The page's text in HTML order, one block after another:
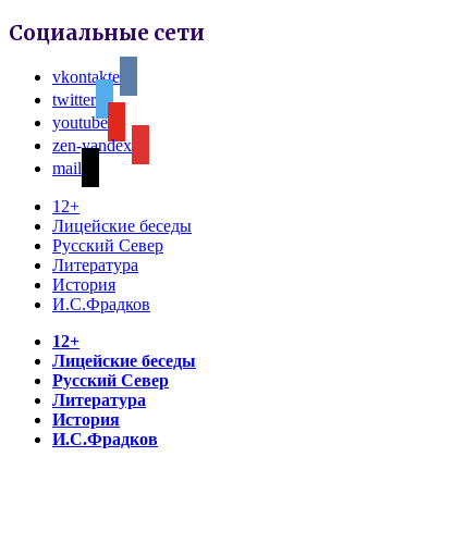
Социальные сети
vkontakte
twitter
youtube
zen-yandex
mail
12+
Лицейские беседы
Русский Север
Литература
История
И.С.Фрадков
12+
Лицейские беседы
Русский Север
Литература
История
И.С.Фрадков